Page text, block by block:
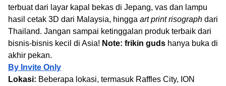
terbuat dari layar kapal bekas di Jepang, vas dan lampu
hasil cetak 3D dari Malaysia, hingga art print risograph dari
Thailand. Jangan sampai ketinggalan produk terbaik dari
bisnis-bisnis kecil di Asia! Note: frikin guds hanya buka di
akhir pekan.
By Invite Only
Lokasi: Beberapa lokasi, termasuk Raffles City, ION